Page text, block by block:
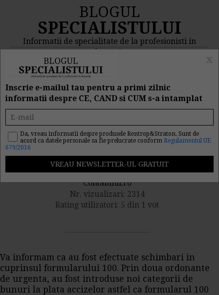
BLOGUL
SPECIALISTULUI
Informatii de specialitate de la profesionisti in
domeniu
MENIU
ANAF a modificat
Formularul 100
Publicat de catre
Contabilul.ro
Nr. vizualizari: 2314
Rating utilizatori: 5 din 1 vot
Va informam ca au fost efectuate schimbari in
cuprinsul formularului 100. Prin doua ordonante
de urgenta, au fost introduse noi categorii de
bunuri la plata accizelor astfel ca formularul 100
Inscrie e-mailul tau pentru a primi zilnic
informatii despre CE, CAND si CUM s-a intamplat
Da, vreau informatii despre produsele Rentrop&Straton. Sunt de
acord ca datele personale sa fie prelucrate conform Regulamentul UE
679/2016